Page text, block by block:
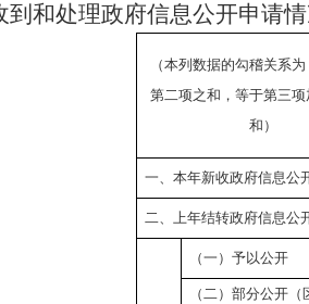
到和处理政府信息公开申请
（本列数据的勾稽关系
第二项之和，等于第三
和）
一、本年新收政府信息公
二、上年结转政府信息公
（一）予以公开
（二）部分公开（